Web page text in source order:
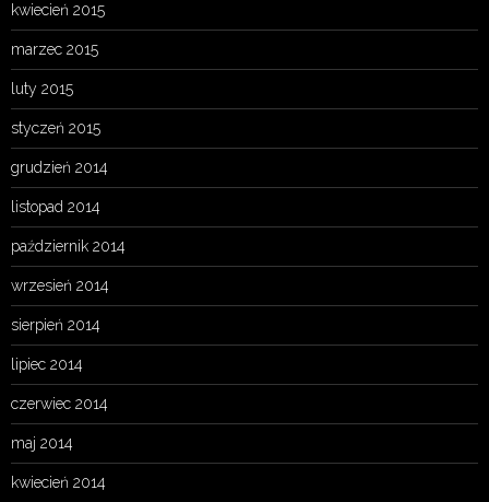
kwiecień 2015
marzec 2015
luty 2015
styczeń 2015
grudzień 2014
listopad 2014
październik 2014
wrzesień 2014
sierpień 2014
lipiec 2014
czerwiec 2014
maj 2014
kwiecień 2014